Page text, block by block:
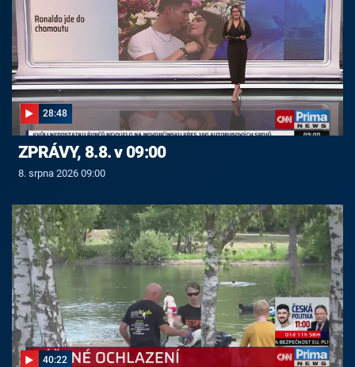
28:48
ZPRÁVY, 8.8. v 09:00
8. srpna 2026 09:00
40:22